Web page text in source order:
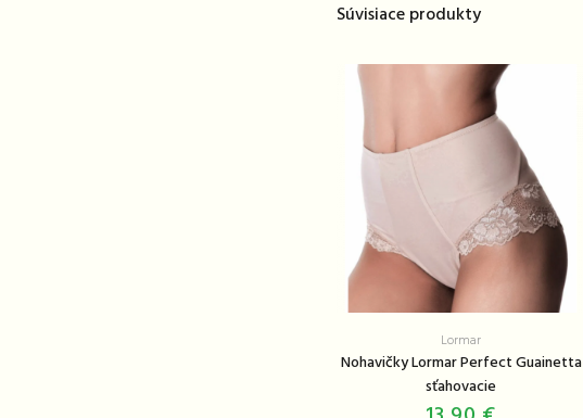
Súvisiace produkty
Lormar
Nohavičky Lormar Perfect Guainetta
sťahovacie